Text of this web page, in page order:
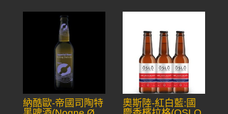
納酷歐-帝國司陶特
奧斯陸-紅白藍:國